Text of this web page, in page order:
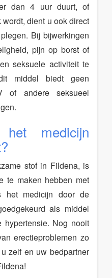
dan 4 uur duurt, of
dient u ook direct
Bij bijwerkingen
pijn op borst of
seksuele activiteit te
middel biedt geen
of andere seksueel
medicijn
stof in Fildena, is
te maken hebben met
het medicijn door de
als middel
hypertensie. Nog nooit
erectieproblemen zo
zelf en uw bedpartner